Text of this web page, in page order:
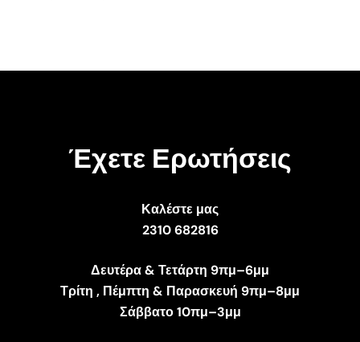
Έχετε Ερωτήσεις
Καλέστε μας
2310 682816
Δευτέρα & Τετάρτη 9πμ–6μμ
Τρίτη , Πέμπτη & Παρασκευή 9πμ–8μμ
Σάββατο 10πμ–3μμ